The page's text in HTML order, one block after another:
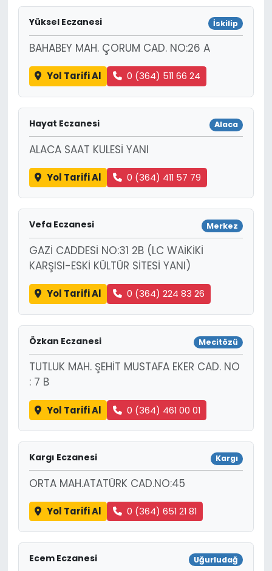
Yüksel Eczanesi İskilip
BAHABEY MAH. ÇORUM CAD. NO:26 A
Yol Tarifi Al 0 (364) 511 66 24
Hayat Eczanesi Alaca
ALACA SAAT KULESİ YANI
Yol Tarifi Al 0 (364) 411 57 79
Vefa Eczanesi Merkez
GAZİ CADDESİ NO:31 2B (LC WAİKİKİ
KARŞISI-ESKİ KÜLTÜR SİTESİ YANI)
Yol Tarifi Al 0 (364) 224 83 26
Özkan Eczanesi Mecitözü
TUTLUK MAH. ŞEHİT MUSTAFA EKER CAD. NO
: 7 B
Yol Tarifi Al 0 (364) 461 00 01
Kargı Eczanesi Kargı
ORTA MAH.ATATÜRK CAD.NO:45
Yol Tarifi Al 0 (364) 651 21 81
Ecem Eczanesi Uğurludağ